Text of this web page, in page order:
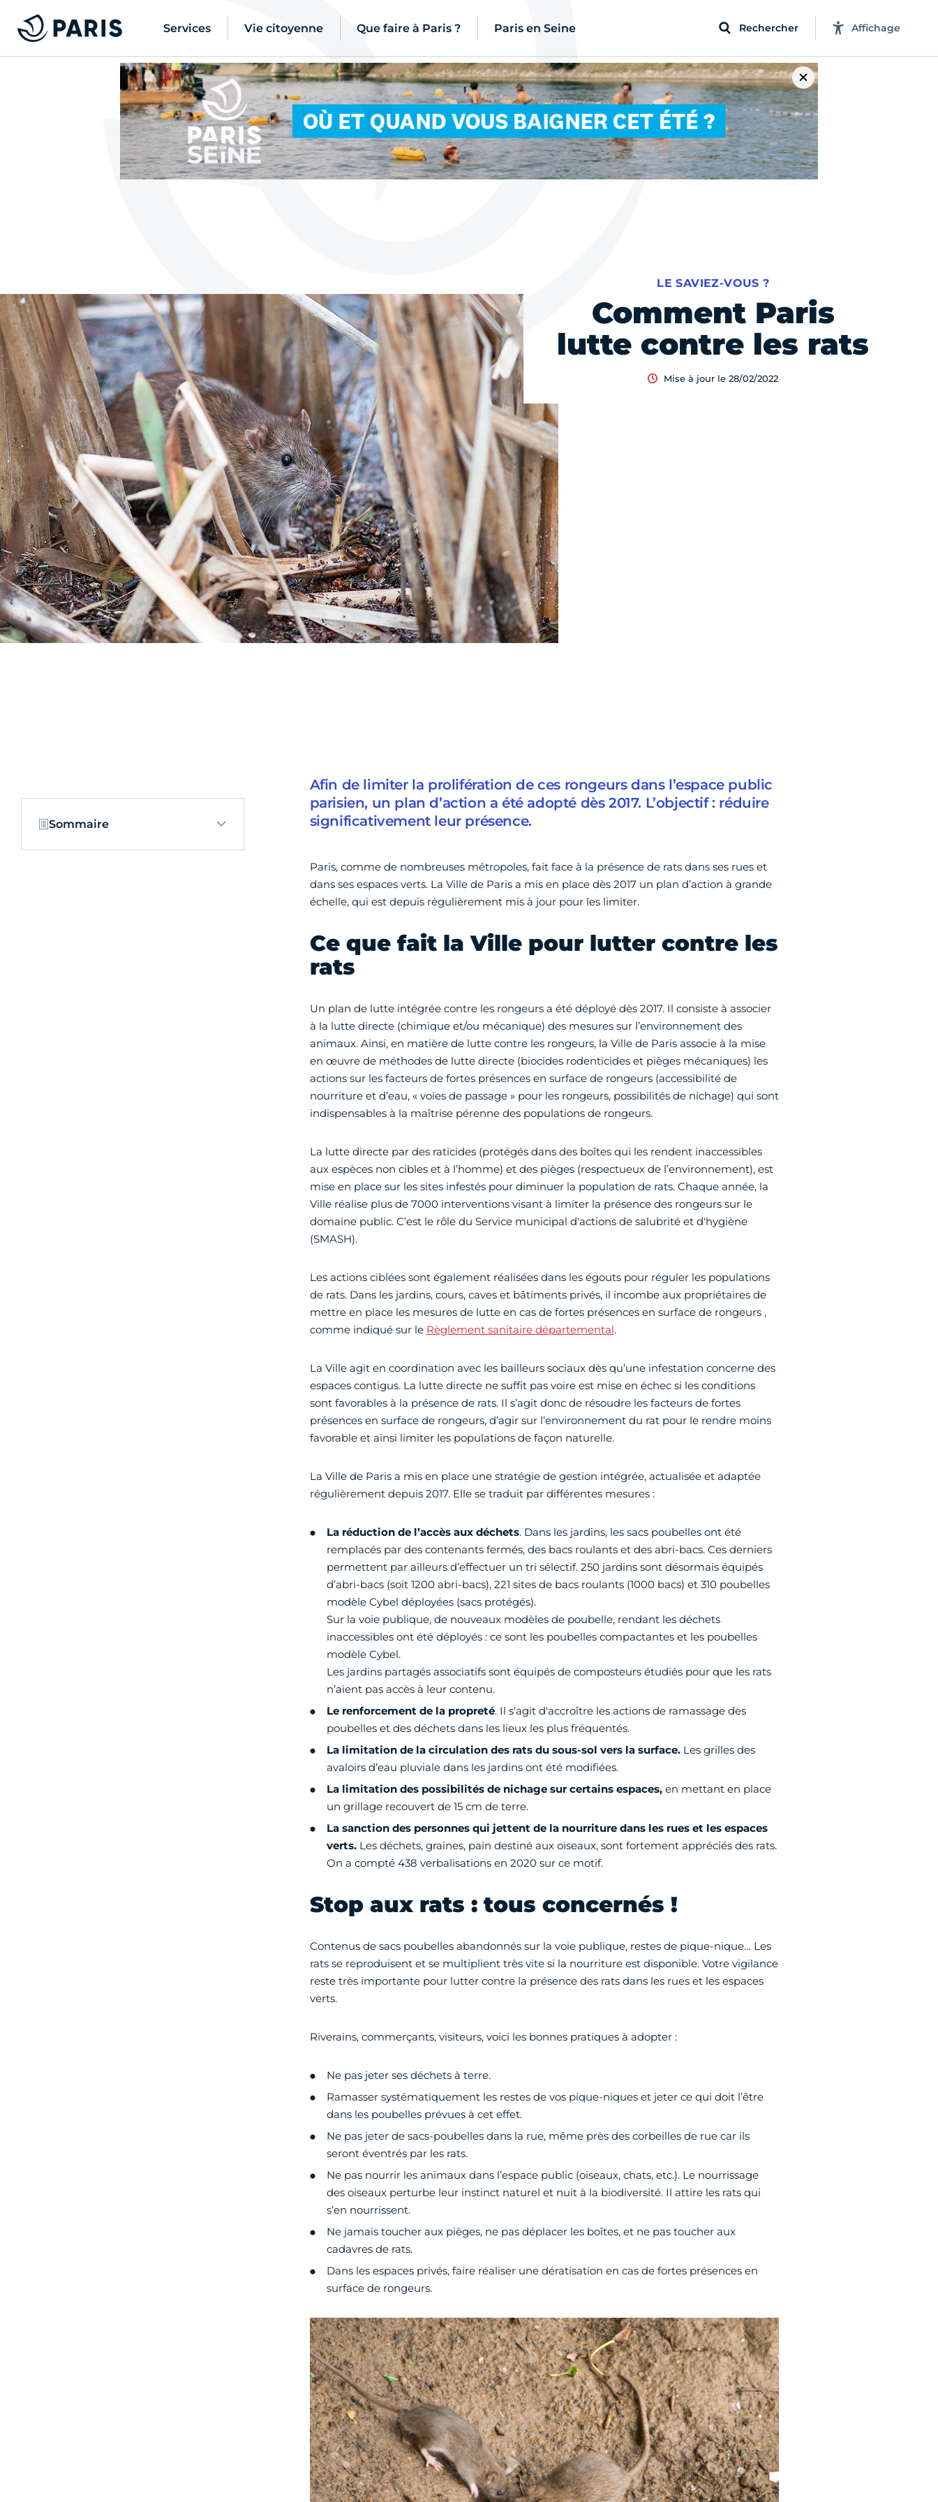
Services Vie citoyenne Que faire à Paris ? Paris en Seine Rechercher Affichage
Comment Paris
lutte contre les rats
LE SAVIEZ-VOUS ?
Mise à jour le 28/02/2022
Sommaire
Afin de limiter la prolifération de ces rongeurs dans l’espace public
parisien, un plan d’action a été adopté dès 2017. L’objectif : réduire
significativement leur présence.
Paris, comme de nombreuses métropoles, fait face à la présence de rats dans ses rues et
dans ses espaces verts. La Ville de Paris a mis en place dès 2017 un plan d’action à grande
échelle, qui est depuis régulièrement mis à jour pour les limiter.
Ce que fait la Ville pour lutter contre les
rats
Un plan de lutte intégrée contre les rongeurs a été déployé dès 2017. Il consiste à associer
à la lutte directe (chimique et/ou mécanique) des mesures sur l’environnement des
animaux. Ainsi, en matière de lutte contre les rongeurs, la Ville de Paris associe à la mise
en œuvre de méthodes de lutte directe (biocides rodenticides et pièges mécaniques) les
actions sur les facteurs de fortes présences en surface de rongeurs (accessibilité de
nourriture et d’eau, « voies de passage » pour les rongeurs, possibilités de nichage) qui sont
indispensables à la maîtrise pérenne des populations de rongeurs.
La lutte directe par des raticides (protégés dans des boîtes qui les rendent inaccessibles
aux espèces non cibles et à l’homme) et des pièges (respectueux de l’environnement), est
mise en place sur les sites infestés pour diminuer la population de rats. Chaque année, la
Ville réalise plus de 7000 interventions visant à limiter la présence des rongeurs sur le
domaine public. C’est le rôle du Service municipal d'actions de salubrité et d'hygiène
(SMASH).
Les actions ciblées sont également réalisées dans les égouts pour réguler les populations
de rats. Dans les jardins, cours, caves et bâtiments privés, il incombe aux propriétaires de
mettre en place les mesures de lutte en cas de fortes présences en surface de rongeurs ,
comme indiqué sur le Règlement sanitaire départemental.
La Ville agit en coordination avec les bailleurs sociaux dès qu’une infestation concerne des
espaces contigus. La lutte directe ne suffit pas voire est mise en échec si les conditions
sont favorables à la présence de rats. Il s’agit donc de résoudre les facteurs de fortes
présences en surface de rongeurs, d’agir sur l’environnement du rat pour le rendre moins
favorable et ainsi limiter les populations de façon naturelle.
La Ville de Paris a mis en place une stratégie de gestion intégrée, actualisée et adaptée
régulièrement depuis 2017. Elle se traduit par différentes mesures :
La réduction de l’accès aux déchets. Dans les jardins, les sacs poubelles ont été
remplacés par des contenants fermés, des bacs roulants et des abri-bacs. Ces derniers
permettent par ailleurs d’effectuer un tri sélectif. 250 jardins sont désormais équipés
d’abri-bacs (soit 1200 abri-bacs), 221 sites de bacs roulants (1000 bacs) et 310 poubelles
modèle Cybel déployées (sacs protégés).
Sur la voie publique, de nouveaux modèles de poubelle, rendant les déchets
inaccessibles ont été déployés : ce sont les poubelles compactantes et les poubelles
modèle Cybel.
Les jardins partagés associatifs sont équipés de composteurs étudiés pour que les rats
n’aient pas accès à leur contenu.
Le renforcement de la propreté. Il s'agit d'accroître les actions de ramassage des
poubelles et des déchets dans les lieux les plus fréquentés.
La limitation de la circulation des rats du sous-sol vers la surface.Les grilles des
avaloirs d’eau pluviale dans les jardins ont été modifiées.
La limitation des possibilités de nichage sur certains espaces, en mettant en place
un grillage recouvert de 15 cm de terre.
La sanction des personnes qui jettent de la nourriture dans les rues et les espaces
verts. Les déchets, graines, pain destiné aux oiseaux, sont fortement appréciés des rats.
On a compté 438 verbalisations en 2020 sur ce motif.
Stop aux rats : tous concernés !
Contenus de sacs poubelles abandonnés sur la voie publique, restes de pique-nique… Les
rats se reproduisent et se multiplient très vite si la nourriture est disponible. Votre vigilance
reste très importante pour lutter contre la présence des rats dans les rues et les espaces
verts.
Riverains, commerçants, visiteurs, voici les bonnes pratiques à adopter :
Ne pas jeter ses déchets à terre.
Ramasser systématiquement les restes de vos pique-niques et jeter ce qui doit l’être
dans les poubelles prévues à cet effet.
Ne pas jeter de sacs-poubelles dans la rue, même près des corbeilles de rue car ils
seront éventrés par les rats.
Ne pas nourrir les animaux dans l’espace public (oiseaux, chats, etc.). Le nourrissage
des oiseaux perturbe leur instinct naturel et nuit à la biodiversité. Il attire les rats qui
s’en nourrissent.
Ne jamais toucher aux pièges, ne pas déplacer les boîtes, et ne pas toucher aux
cadavres de rats.
Dans les espaces privés, faire réaliser une dératisation en cas de fortes présences en
surface de rongeurs.